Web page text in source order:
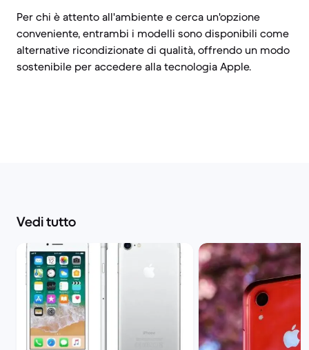
Per chi è attento all'ambiente e cerca un'opzione
conveniente, entrambi i modelli sono disponibili come
alternative ricondizionate di qualità, offrendo un modo
sostenibile per accedere alla tecnologia Apple.
Vedi tutto